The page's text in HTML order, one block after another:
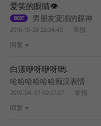
爱笑的眼睛👁️
男朋友宠溺的眼神
2018-10-29 22:34:40
举报
回复
白漾咿呀咿呀哟.
哈哈哈哈哈哈痴汉表情
2019-04-07 09:27:07
举报
回复